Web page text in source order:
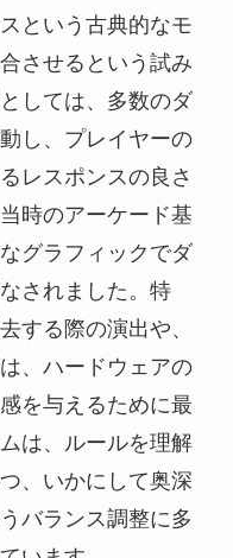
という古典的なモ
させるという試み
しては、多数のダ
し、プレイヤーの
レスポンスの良さ
時のアーケード基
グラフィックでダ
されました。特
する際の演出や、
、ハードウェアの
を与えるために最
は、ルールを理解
、いかにして奥深
バランス調整に多